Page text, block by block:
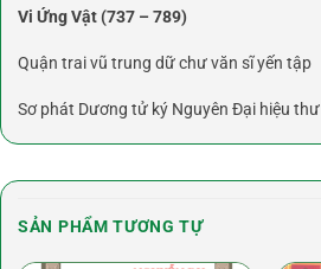
Vi Ứng Vật (737 – 789)
Quận trai vũ trung dữ chư văn sĩ yến tập
Sơ phát Dương tử ký Nguyên Đại hiệu thư
SẢN PHẨM TƯƠNG TỰ